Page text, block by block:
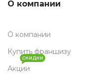
О компании
О компании
Купить франшизу
Акции
СКИДКИ